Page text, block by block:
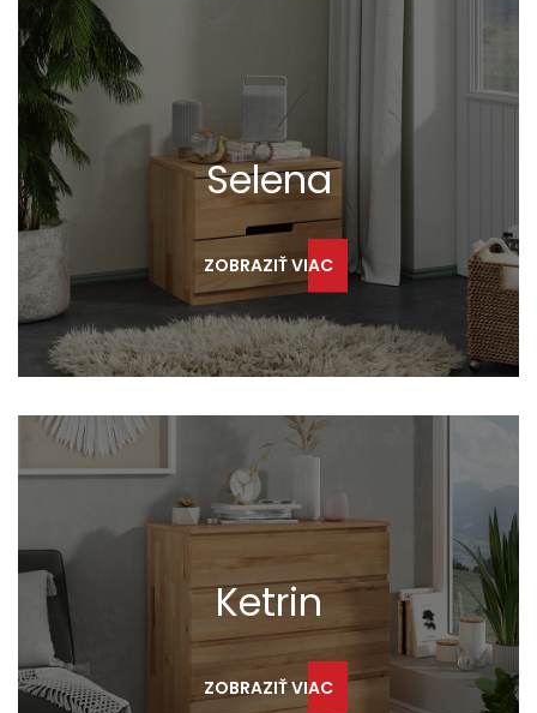
Selena
ZOBRAZIŤ VIAC
Ketrin
ZOBRAZIŤ VIAC